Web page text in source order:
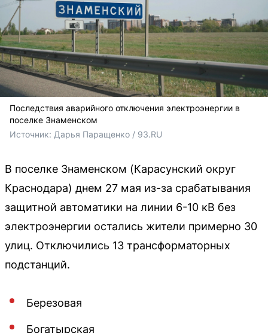
Последствия аварийного отключения электроэнергии в
поселке Знаменском
Источник: Дарья Паращенко / 93.RU
В поселке Знаменском (Карасунский округ
Краснодара) днем 27 мая из-за срабатывания
защитной автоматики на линии 6-10 кВ без
электроэнергии остались жители примерно 30
улиц. Отключились 13 трансформаторных
подстанций.
Березовая
Богатырская